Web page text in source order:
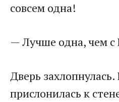
совсем одна!
— Лучше одна, чем
Дверь
прислонилась к